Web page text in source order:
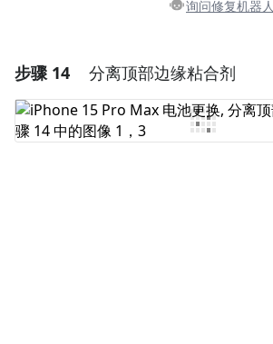
询问修复机器人
添加一条评论
添加评论
步骤 14 分离顶部边缘粘合剂